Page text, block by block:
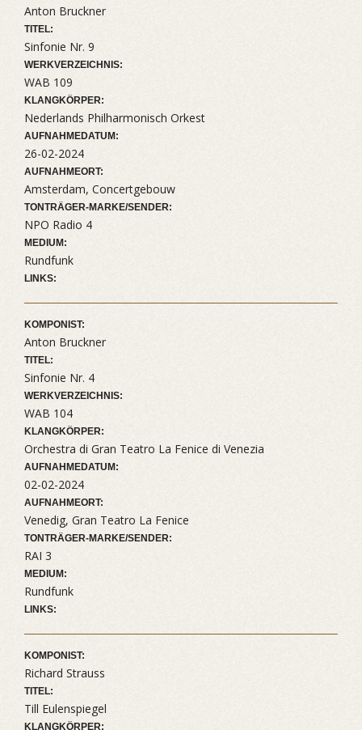
Anton Bruckner
TITEL:
Sinfonie Nr. 9
WERKVERZEICHNIS:
WAB 109
KLANGKÖRPER:
Nederlands Philharmonisch Orkest
AUFNAHMEDATUM:
26-02-2024
AUFNAHMEORT:
Amsterdam, Concertgebouw
TONTRÄGER-MARKE/SENDER:
NPO Radio 4
MEDIUM:
Rundfunk
LINKS:
KOMPONIST:
Anton Bruckner
TITEL:
Sinfonie Nr. 4
WERKVERZEICHNIS:
WAB 104
KLANGKÖRPER:
Orchestra di Gran Teatro La Fenice di Venezia
AUFNAHMEDATUM:
02-02-2024
AUFNAHMEORT:
Venedig, Gran Teatro La Fenice
TONTRÄGER-MARKE/SENDER:
RAI 3
MEDIUM:
Rundfunk
LINKS:
KOMPONIST:
Richard Strauss
TITEL:
Till Eulenspiegel
KLANGKÖRPER: